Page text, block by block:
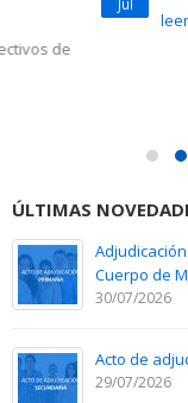
leer más
ÚLTIMAS
Cuerpo de
30/07/2026
Acto de
29/07/2026